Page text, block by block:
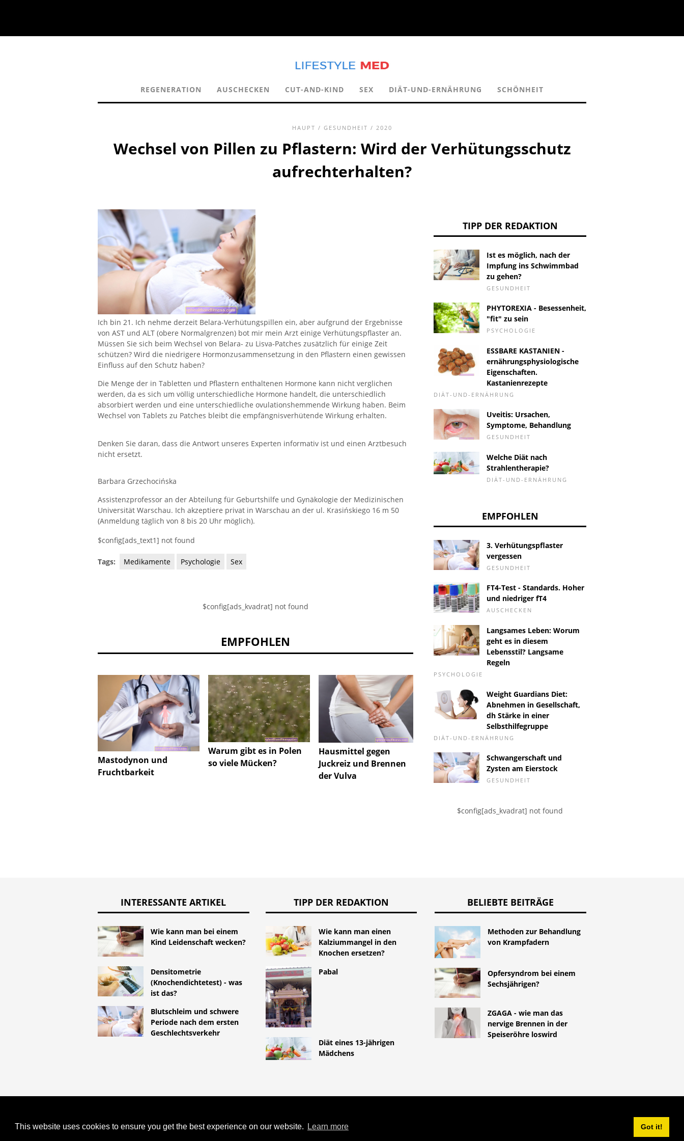
This website uses cookies to ensure you get the best experience on our website. Learn more Got it!
REGENERATION AUSCHECKEN CUT-AND-KIND SEX DIÄT-UND-ERNÄHRUNG SCHÖNHEIT
HAUPT / GESUNDHEIT / 2020
Wechsel von Pillen zu Pflastern: Wird der Verhütungsschutz
aufrechterhalten?
Ich bin 21. Ich nehme derzeit Belara-Verhütungspillen ein, aber aufgrund der Ergebnisse
von AST und ALT (obere Normalgrenzen) bot mir mein Arzt einige Verhütungspflaster an.
Müssen Sie sich beim Wechsel von Belara- zu Lisva-Patches zusätzlich für einige Zeit
schützen? Wird die niedrigere Hormonzusammensetzung in den Pflastern einen gewissen
Einfluss auf den Schutz haben?
Die Menge der in Tabletten und Pflastern enthaltenen Hormone kann nicht verglichen
werden, da es sich um völlig unterschiedliche Hormone handelt, die unterschiedlich
absorbiert werden und eine unterschiedliche ovulationshemmende Wirkung haben. Beim
Wechsel von Tablets zu Patches bleibt die empfängnisverhütende Wirkung erhalten.
Denken Sie daran, dass die Antwort unseres Experten informativ ist und einen Arztbesuch
nicht ersetzt.
Barbara Grzechocińska
Assistenzprofessor an der Abteilung für Geburtshilfe und Gynäkologie der Medizinischen
Universität Warschau. Ich akzeptiere privat in Warschau an der ul. Krasińskiego 16 m 50
(Anmeldung täglich von 8 bis 20 Uhr möglich).
$config[ads_text1] not found
Tags: Medikamente Psychologie Sex
$config[ads_kvadrat] not found
EMPFOHLEN
Mastodynon und
Fruchtbarkeit
Warum gibt es in Polen
so viele Mücken?
Hausmittel gegen
Juckreiz und Brennen
der Vulva
Ultraschall der
Eierstöcke und
hormonelle
Herzwurmerkrankung -
eine Krankheit, die von
TIPP DER REDAKTION
Ist es möglich, nach der
Impfung ins Schwimmbad
zu gehen?
GESUNDHEIT
PHYTOREXIA - Besessenheit,
"fit" zu sein
PSYCHOLOGIE
ESSBARE KASTANIEN -
ernährungsphysiologische
Eigenschaften.
Kastanienrezepte
DIÄT-UND-ERNÄHRUNG
Uveitis: Ursachen,
Symptome, Behandlung
GESUNDHEIT
Welche Diät nach
Strahlentherapie?
DIÄT-UND-ERNÄHRUNG
EMPFOHLEN
3. Verhütungspflaster
vergessen
GESUNDHEIT
FT4-Test - Standards. Hoher
und niedriger fT4
AUSCHECKEN
Langsames Leben: Worum
geht es in diesem
Lebensstil? Langsame
Regeln
PSYCHOLOGIE
Weight Guardians Diet:
Abnehmen in Gesellschaft,
dh Stärke in einer
Selbsthilfegruppe
DIÄT-UND-ERNÄHRUNG
Schwangerschaft und
Zysten am Eierstock
GESUNDHEIT
$config[ads_kvadrat] not found
INTERESSANTE ARTIKEL
Wie kann man bei einem
Kind Leidenschaft wecken?
Densitometrie
(Knochendichtetest) - was
ist das?
Blutschleim und schwere
Periode nach dem ersten
Geschlechtsverkehr
TIPP DER REDAKTION
Wie kann man einen
Kalziummangel in den
Knochen ersetzen?
Pabal
Diät eines 13-jährigen
Mädchens
BELIEBTE BEITRÄGE
Methoden zur Behandlung
von Krampfadern
Opfersyndrom bei einem
Sechsjährigen?
ZGAGA - wie man das
nervige Brennen in der
Speiseröhre loswird
PILLEN ZU PFLASTERN: WIRD DER VERHÜTUNGSSCHUTZ
AUFRECHTERHALTEN?